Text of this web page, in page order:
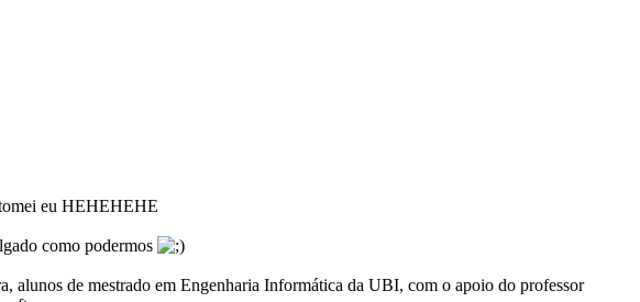
eu HEHEHEHE
como podermos
de mestrado em Engenharia Informática da UBI, com o apoio do professor